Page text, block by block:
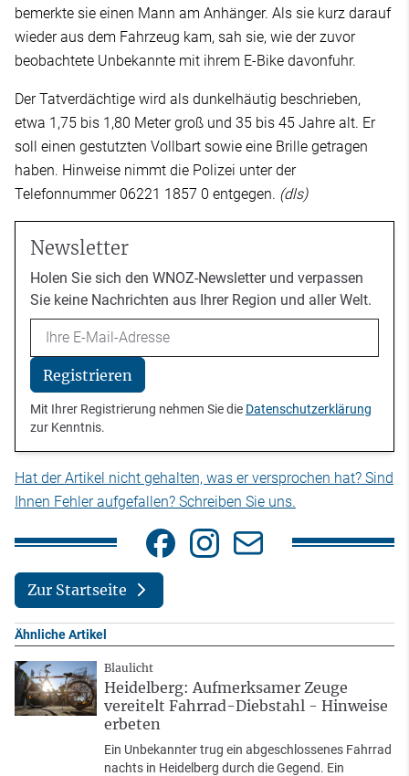
bemerkte sie einen Mann am Anhänger. Als sie kurz darauf
wieder aus dem Fahrzeug kam, sah sie, wie der zuvor
beobachtete Unbekannte mit ihrem E-Bike davonfuhr.
Der Tatverdächtige wird als dunkelhäutig beschrieben,
etwa 1,75 bis 1,80 Meter groß und 35 bis 45 Jahre alt. Er
soll einen gestutzten Vollbart sowie eine Brille getragen
haben. Hinweise nimmt die Polizei unter der
Telefonnummer 06221 1857 0 entgegen. (dls)
Newsletter
Holen Sie sich den WNOZ-Newsletter und verpassen
Sie keine Nachrichten aus Ihrer Region und aller Welt.
Email
Registrieren
Mit Ihrer Registrierung nehmen Sie die Datenschutzerklärung
zur Kenntnis.
Hat der Artikel nicht gehalten, was er versprochen hat? Sind
Ihnen Fehler aufgefallen? Schreiben Sie uns.
Zur Startseite
Ähnliche Artikel
Blaulicht
Heidelberg: Aufmerksamer Zeuge
vereitelt Fahrrad-Diebstahl - Hinweise
erbeten
Ein Unbekannter trug ein abgeschlossenes Fahrrad
nachts in Heidelberg durch die Gegend. Ein